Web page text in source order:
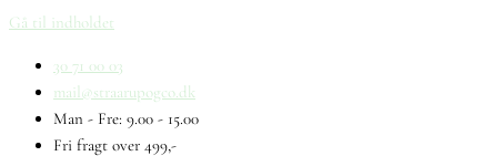
Gå til indholdet
30 71 00 03
mail@straarupogco.dk
Man - Fre: 9.00 - 15.00
Fri fragt over 499,-